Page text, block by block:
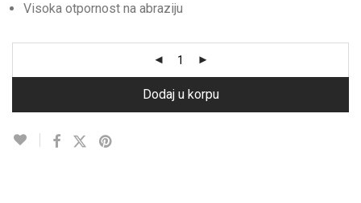
Visoka otpornost na abraziju
Dodaj u korpu